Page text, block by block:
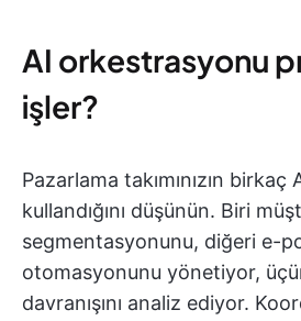
AI orkestrasyonu
işler?
Pazarlama takımınızın birkaç
kullandığını düşünün. Biri
segmentasyonunu, diğeri e-
otomasyonunu yönetiyor,
davranışını analiz ediyor.